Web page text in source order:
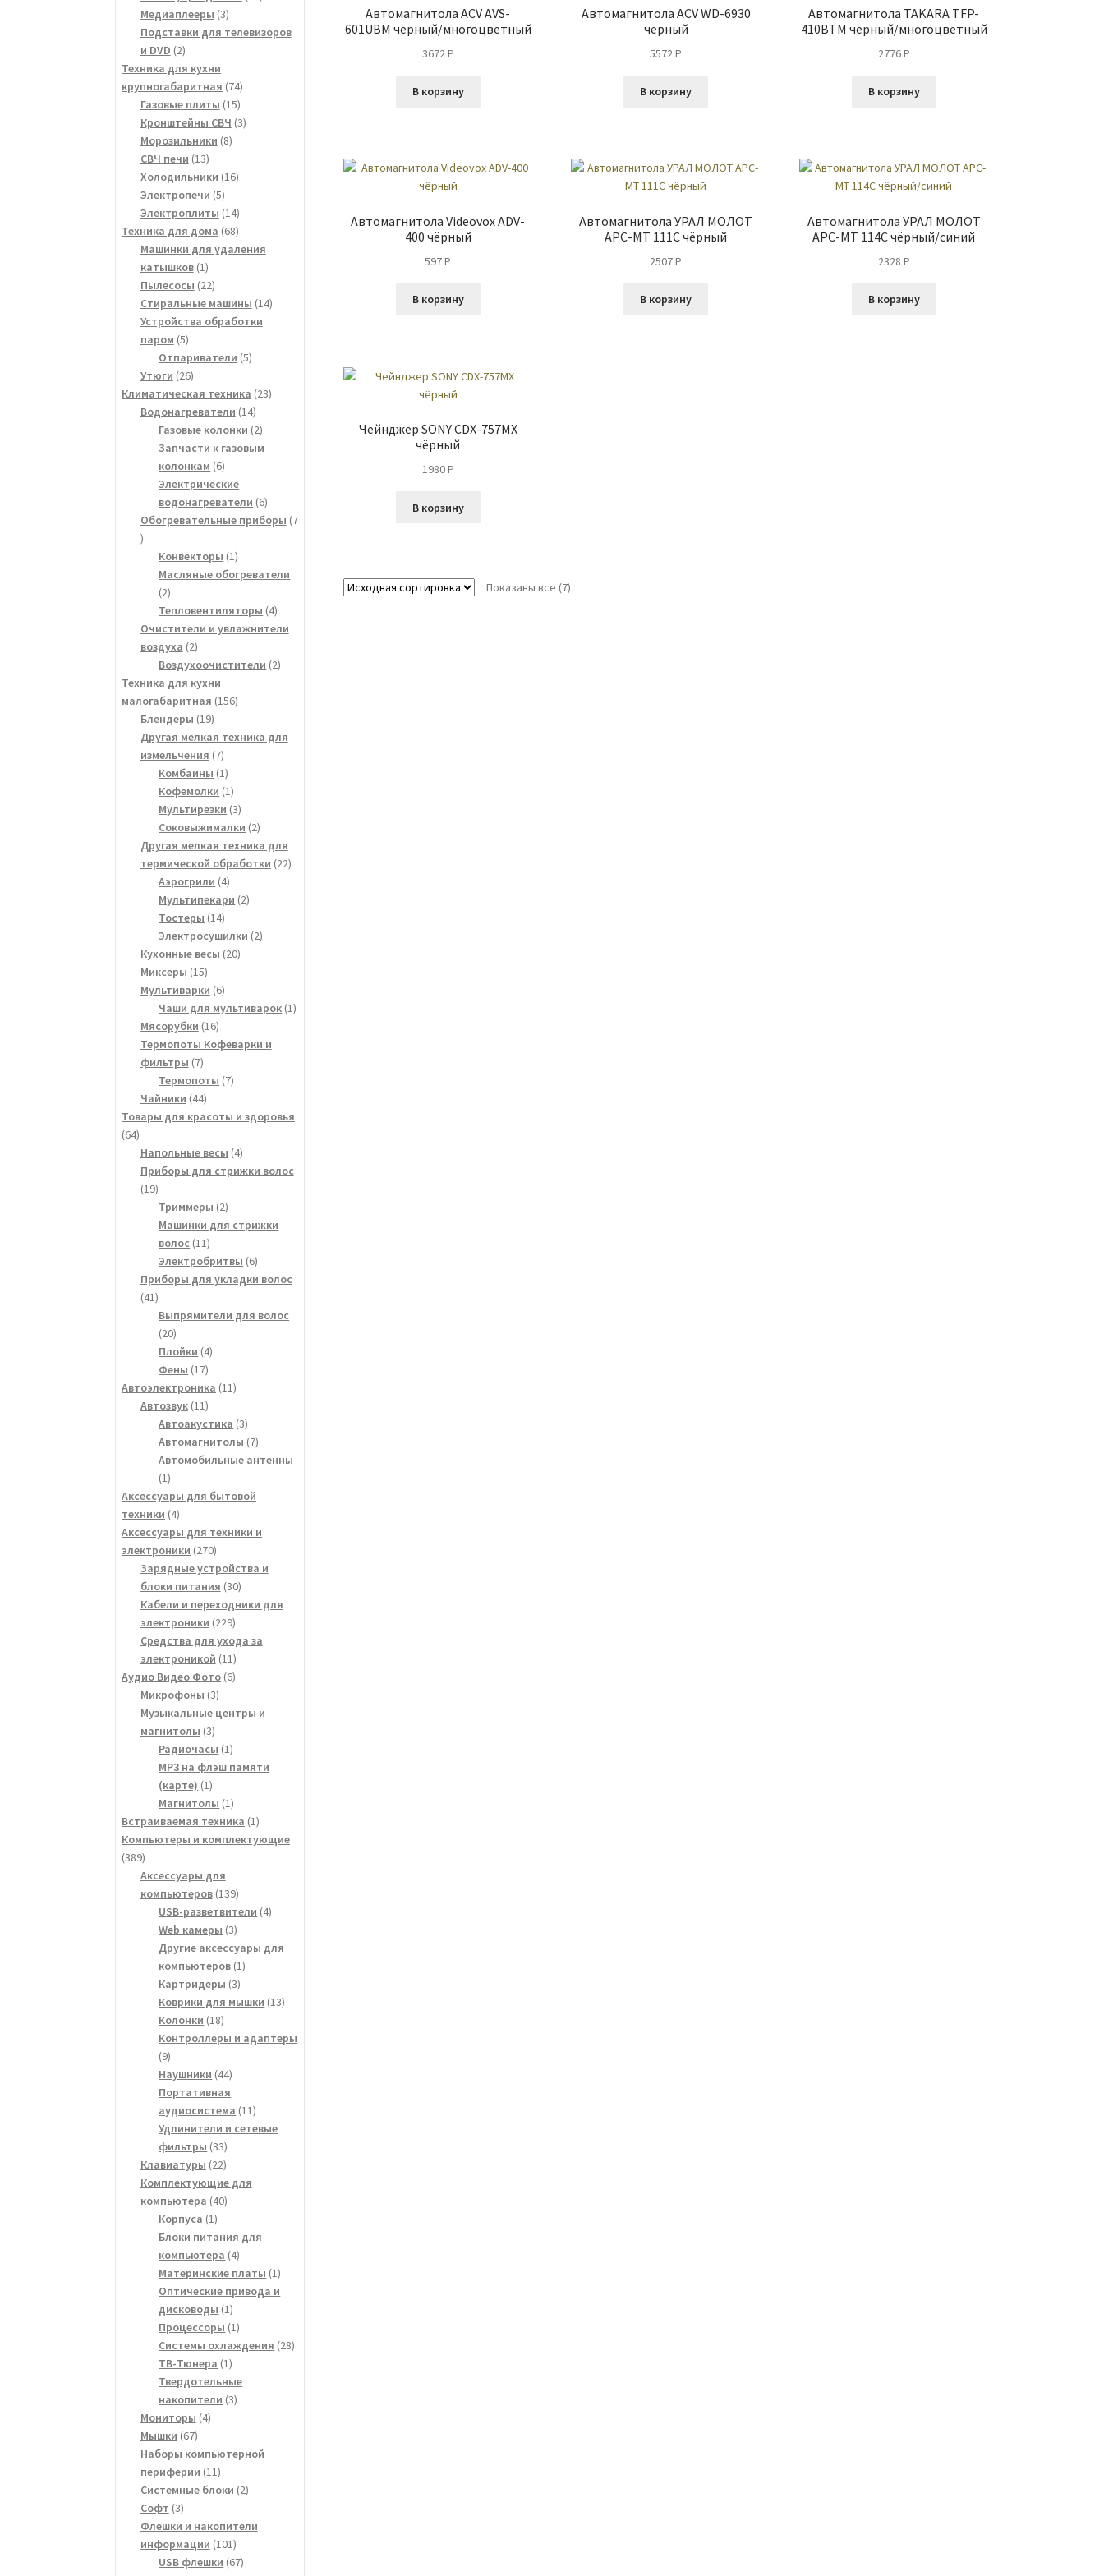
Автомагнитола ACV AVS-
601UBM чёрный/многоцветный
3672P
В корзину
Автомагнитола ACV WD-6930
чёрный
5572P
В корзину
Автомагнитола TAKARA TFP-
410BTM чёрный/многоцветный
2776P
В корзину
Автомагнитола Videovox ADV-
400 чёрный
597P
В корзину
Автомагнитола УРАЛ МОЛОТ
АРС-МТ 111С чёрный
2507P
В корзину
Автомагнитола УРАЛ МОЛОТ
АРС-МТ 114С чёрный/синий
2328 P
В корзину
Чейнджер SONY CDX-757MX
чёрный
1980P
В корзину
Показаны все (7)
Медиаплееры 33
товара
Подставки для телевизоров
и DVD 22
товара
Техника для кухни
крупногабаритная 7474
товара
Газовые плиты 1515
товаров
Кронштейны СВЧ 33
Морозильники 88
СВЧ печи 1313
товаров
Холодильники 1616
Электропечи 55
товаров
Электроплиты 1414
товаров
Техника для дома 6868
товаров
Машинки для удаления
катышков 11
товар
Пылесосы 2222
товара
Стиральные машины 1414
Устройства обработки
паром 55
товаров
Отпариватели 55
Утюги 2626
товаров
Климатическая техника 2323
Водонагреватели 1414
товаров
Газовые колонки 22
товара
Запчасти к газовым
колонкам 66
товаров
Электрические
водонагреватели 66
товаров
Обогревательные приборы 7
7
товаров
Конвекторы 11
товар
Масляные обогреватели
22
товара
Тепловентиляторы 44
товара
Очистители и увлажнители
воздуха 22
товара
Воздухоочистители 22
Техника для кухни
малогабаритная 156156
Блендеры 1919
товаров
Другая мелкая техника для
измельчения 77
товаров
Комбаины 11
товар
Кофемолки 11
товар
Мультирезки 33
товара
Соковыжималки 22
товара
Другая мелкая техника для
термической обработки 2222
Аэрогрили 44
товара
Мультипекари 22
Тостеры 1414
товаров
Электросушилки 22
Кухонные весы 2020
Миксеры 1515
товаров
Мультиварки 66
товаров
Чаши для мультиварок 11
Мясорубки 1616
товаров
Термопоты Кофеварки и
фильтры 77
товаров
Термопоты 77
Чайники 4444
товара
Товары для красоты и здоровья
6464
товара
Напольные весы 44
товара
Приборы для стрижки волос
1919
товаров
Триммеры 22
товара
Машинки для стрижки
волос 1111
товаров
Электробритвы 66
товаров
Приборы для укладки волос
4141
товар
Выпрямители для волос
2020
товаров
Плойки 44
Фены 1717
товаров
Автоэлектроника 1111
Автозвук 1111
товаров
Автоакустика 33
товара
Автомагнитолы 77
товаров
Автомобильные антенны
11
товар
Аксессуары для бытовой
техники 44
товара
Аксессуары для техники и
электроники 270270
товаров
Зарядные устройства и
блоки питания 3030
товаров
Кабели и переходники для
электроники 229229
товаров
Средства для ухода за
электроникой 1111
товаров
Аудио Видео Фото 66
Микрофоны 33
товара
Музыкальные центры и
магнитолы 33
товара
Радиочасы 11
товар
MP3 на флэш памяти
(карте) 11
товар
Магнитолы 11
товар
Встраиваемая техника 11
товар
Компьютеры и комплектующие
389389
товаров
Аксессуары для
компьютеров 139139
товаров
USB-разветвители 44
Web камеры 33
товара
Другие аксессуары для
компьютеров 11
Картридеры 33
товара
Коврики для мышки 1313
Колонки 1818
товаров
Контроллеры и адаптеры
99
товаров
Наушники 4444
товара
Портативная
аудиосистема 1111
товаров
Удлинители и сетевые
фильтры 3333
товара
Клавиатуры 2222
товара
Комплектующие для
компьютера 4040
Корпуса 11
товар
Блоки питания для
компьютера 44
товара
Материнские платы 11
товар
Оптические привода и
дисководы 11
товар
Процессоры 11
товар
Системы охлаждения 2828
ТВ-Тюнера 11
товар
Твердотельные
накопители 33
Мониторы 44
Мышки 6767
товаров
Наборы компьютерной
периферии 1111
товаров
Системные блоки 22
Софт 33
товара
Флешки и накопители
информации 101101
товар
USB флешки 6767